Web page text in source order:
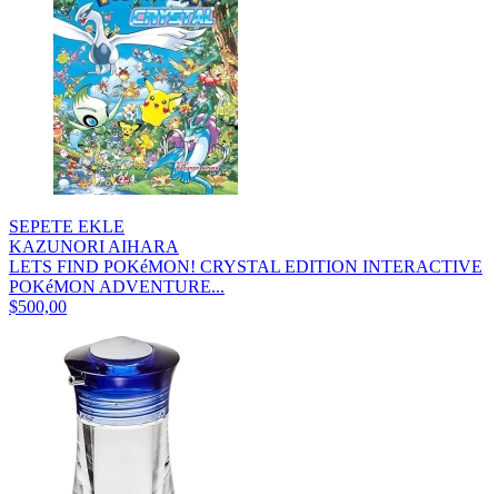
SEPETE EKLE
KAZUNORI AIHARA
LETS FIND POKéMON! CRYSTAL EDITION INTERACTIVE
POKéMON ADVENTURE...
$500,00